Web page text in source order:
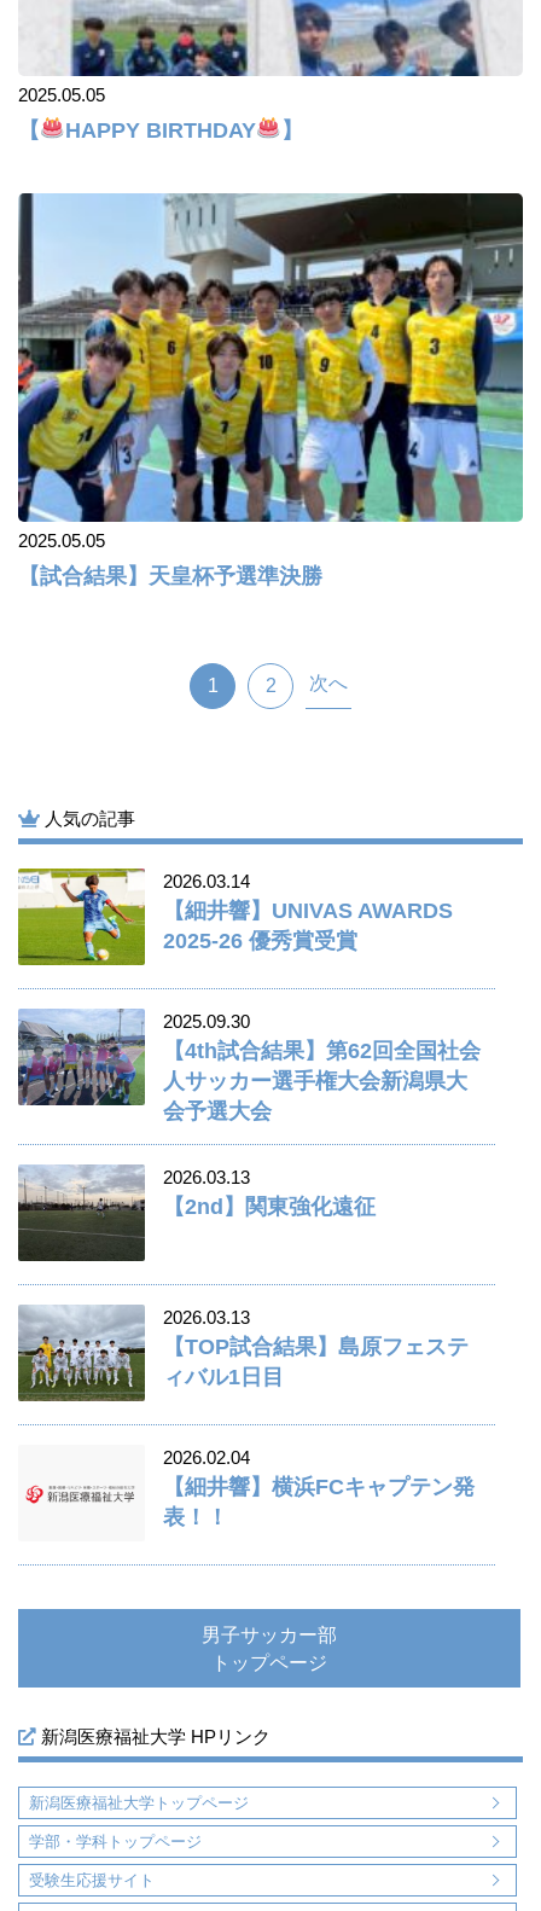
2025.05.05
【 HAPPY BIRTHDAY 】
2025.05.05
【試合結果】天皇杯予選準決勝
1 2 次へ
人気の記事
2026.03.14
【細井響】UNIVAS AWARDS
2025-26 優秀賞受賞
2025.09.30
【4th試合結果】第62回全国社会
人サッカー選手権大会新潟県大
会予選大会
2026.03.13
【2nd】関東強化遠征
2026.03.13
【TOP試合結果】島原フェステ
ィバル1日目
2026.02.04
【細井響】横浜FCキャプテン発
表！！
男子サッカー部
トップページ
新潟医療福祉大学 HPリンク
新潟医療福祉大学トップページ
学部・学科トップページ
受験生応援サイト